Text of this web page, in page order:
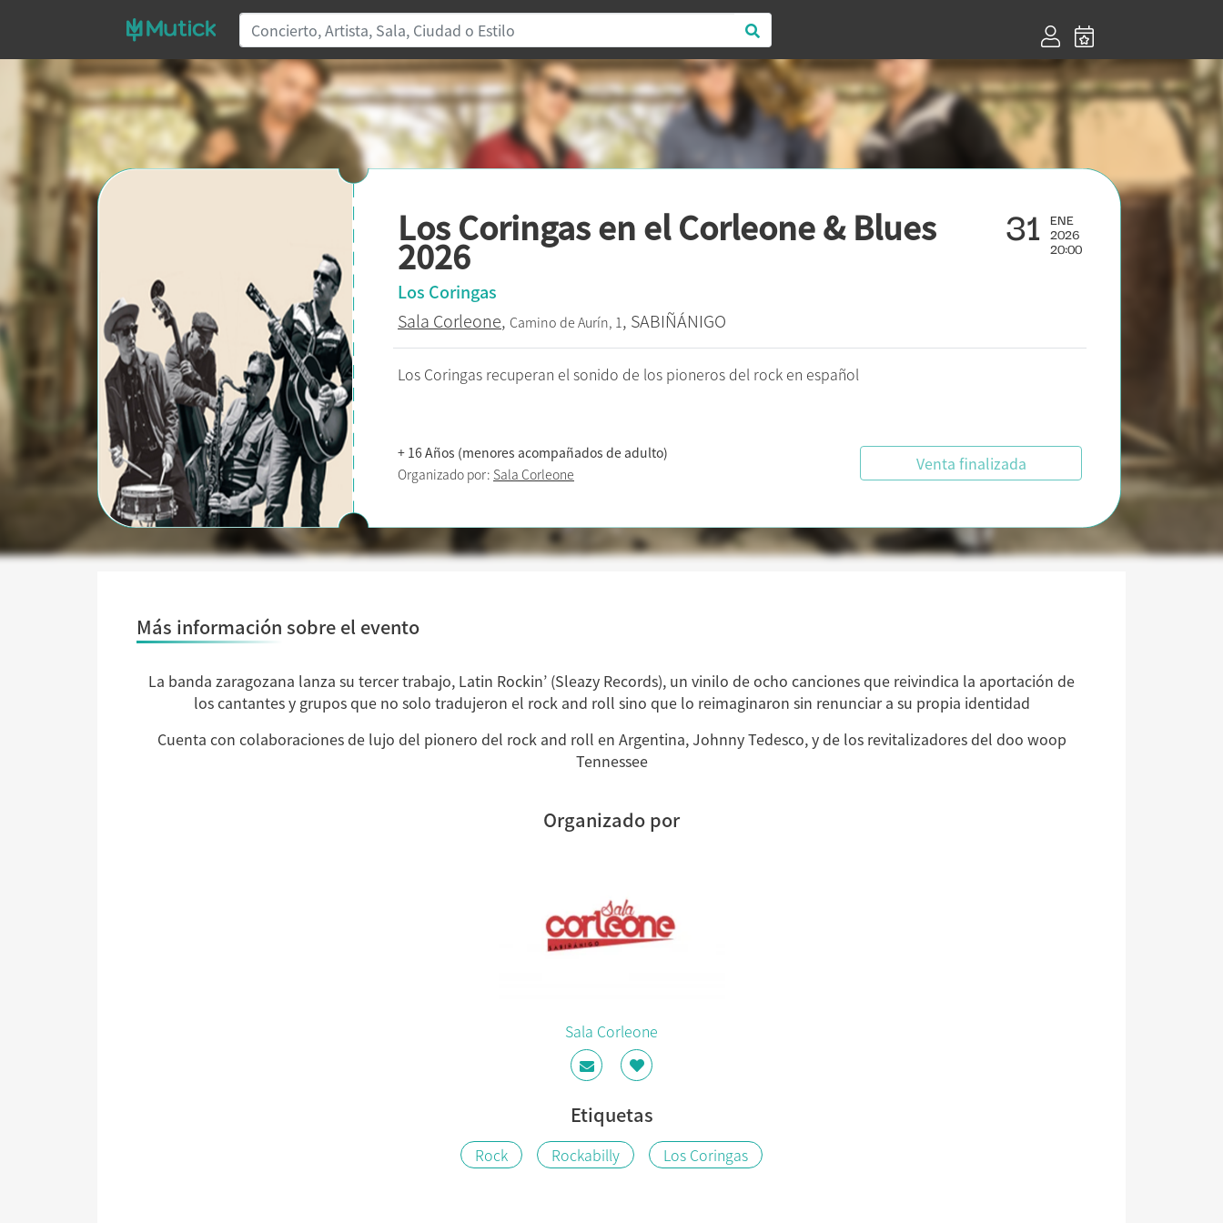
Los Coringas en el Corleone & Blues
2026
31 ENE
2026
20:00
Los Coringas
Sala Corleone, Camino de Aurín, 1, SABIÑÁNIGO
Los Coringas recuperan el sonido de los pioneros del rock en español
+ 16 Años (menores acompañados de adulto)
Organizado por: Sala Corleone Venta finalizada
Más información sobre el evento
La banda zaragozana lanza su tercer trabajo, Latin Rockin’ (Sleazy Records), un vinilo de ocho canciones que reivindica la aportación de
los cantantes y grupos que no solo tradujeron el rock and roll sino que lo reimaginaron sin renunciar a su propia identidad
Cuenta con colaboraciones de lujo del pionero del rock and roll en Argentina, Johnny Tedesco, y de los revitalizadores del doo woop
Tennessee
Organizado por
Sala Corleone
Etiquetas
Rock Rockabilly Los Coringas